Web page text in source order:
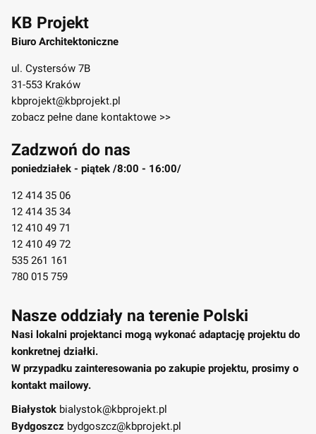
KB Projekt
Biuro Architektoniczne
ul. Cystersów 7B
31-553 Kraków
kbprojekt@kbprojekt.pl
zobacz pełne dane kontaktowe >>
Zadzwoń do nas
poniedziałek - piątek /8:00 - 16:00/
12 414 35 06
12 414 35 34
12 410 49 71
12 410 49 72
535 261 161
780 015 759
Nasze oddziały na terenie Polski
Nasi lokalni projektanci mogą wykonać adaptację projektu do
konkretnej działki.
W przypadku zainteresowania po zakupie projektu, prosimy o
kontakt mailowy.
Białystok bialystok@kbprojekt.pl
Bydgoszcz bydgoszcz@kbprojekt.pl